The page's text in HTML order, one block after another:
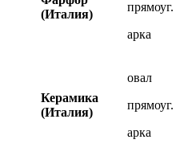
(Италия)
прямоуг.
арка
Керамика
(Италия)
овал
прямоуг.
арка